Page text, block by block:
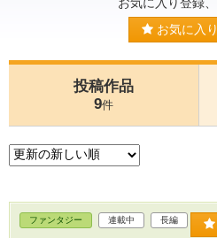
お気に入
投稿作品
9件
ファンタジー 連載中 長編